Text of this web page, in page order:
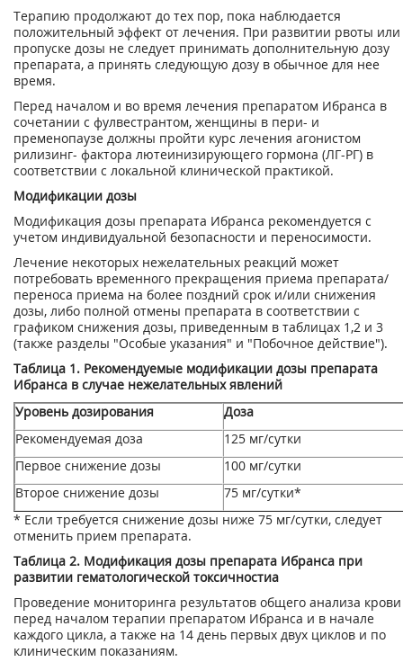
Терапию продолжают до тех пор, пока наблюдается
положительный эффект от лечения. При развитии рвоты или
пропуске дозы не следует принимать дополнительную дозу
препарата, а принять следующую дозу в обычное для нее
время.
Перед началом и во время лечения препаратом Ибранса в
сочетании с фулвестрантом, женщины в пери- и
пременопаузе должны пройти курс лечения агонистом
рилизинг- фактора лютеинизирующего гормона (ЛГ-РГ) в
соответствии с локальной клинической практикой.
Модификации дозы
Модификация дозы препарата Ибранса рекомендуется с
учетом индивидуальной безопасности и переносимости.
Лечение некоторых нежелательных реакций может
потребовать временного прекращения приема препарата/
переноса приема на более поздний срок и/или снижения
дозы, либо полной отмены препарата в соответствии с
графиком снижения дозы, приведенным в таблицах 1,2 и 3
(также разделы "Особые указания" и "Побочное действие").
Таблица 1. Рекомендуемые модификации дозы препарата
Ибранса в случае нежелательных явлений
Уровень дозирования
Доза
Рекомендуемая доза
125 мг/сутки
Первое снижение дозы
100 мг/сутки
Второе снижение дозы
75 мг/сутки*
* Если требуется снижение дозы ниже 75 мг/сутки, следует
отменить прием препарата.
Таблица 2. Модификация дозы препарата Ибранса при
развитии гематологической токсичностиа
Проведение мониторинга результатов общего анализа крови
перед началом терапии препаратом Ибранса и в начале
каждого цикла, а также на 14 день первых двух циклов и по
клиническим показаниям.